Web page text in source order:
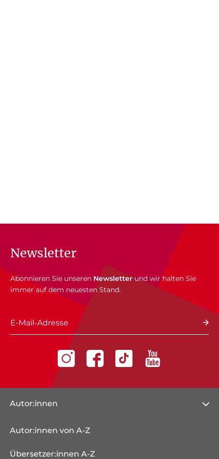
Newsletter
Abonnieren Sie unseren Newsletterund wir halten Sie
immer auf dem neuesten Stand.
E-Mail-Adresse
Autor:innen
Autor:innen von A-Z
Übersetzer:innen A-Z